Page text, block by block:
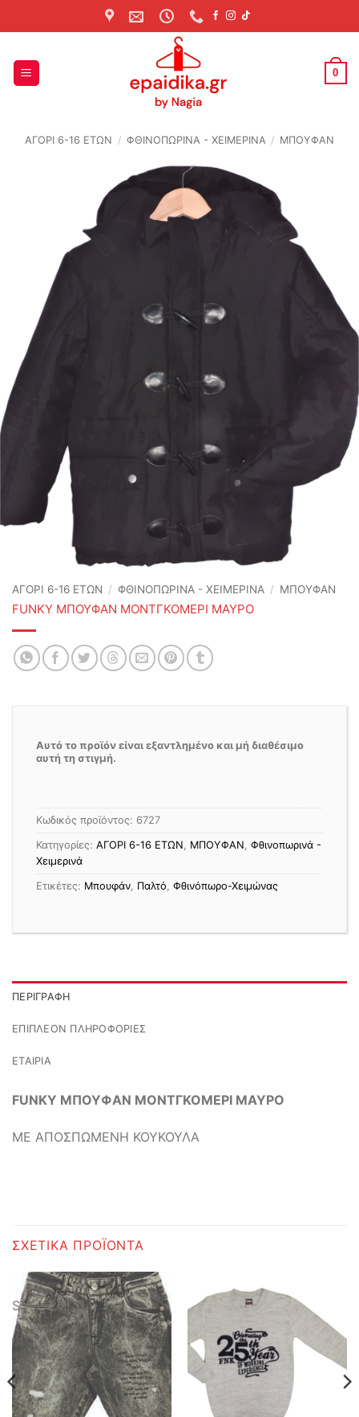
to
0
ΑΓΟΡΙ 6-16 ΕΤΩΝ / ΦΘΙΝΟΠΩΡΙΝΆ - ΧΕΙΜΕΡΙΝΆ / ΜΠΟΥΦΑΝ
ΑΓΟΡΙ 6-16 ΕΤΩΝ / ΦΘΙΝΟΠΩΡΙΝΆ - ΧΕΙΜΕΡΙΝΆ / ΜΠΟΥΦΑΝ
FUNKY ΜΠΟΥΦΑΝ ΜΟΝΤΓΚΟΜΕΡΙ ΜΑΥΡΟ
Αυτό το προϊόν είναι εξαντλημένο και μή διαθέσιμο
αυτή τη στιγμή.
Κωδικός προϊόντος: 6727
Κατηγορίες: ΑΓΟΡΙ 6-16 ΕΤΩΝ, ΜΠΟΥΦΑΝ, Φθινοπωρινά -
Χειμερινά
Ετικέτες: Μπουφάν, Παλτό, Φθινόπωρο-Χειμώνας
ΠΕΡΙΓΡΑΦΉ
ΕΠΙΠΛΈΟΝ ΠΛΗΡΟΦΟΡΊΕΣ
ΕΤΑΙΡΊΑ
FUNKY ΜΠΟΥΦΑΝ ΜΟΝΤΓΚΟΜΕΡΙ ΜΑΥΡΟ
ΜΕ ΑΠΟΣΠΩΜΕΝΗ ΚΟΥΚΟΥΛΑ
ΣΧΕΤΙΚΆ ΠΡΟΪΌΝΤΑ
S A L E !!!